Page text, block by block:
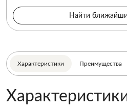
Найти
Характеристики Преимущества